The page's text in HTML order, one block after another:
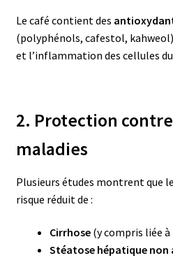
Le café contient des
(polyphénols, cafestol,
et l’inflammation des cellules
2. Protection
maladies
Plusieurs études montrent que
risque réduit de :
Cirrhose(y compris liée à
Stéatose hépatique non